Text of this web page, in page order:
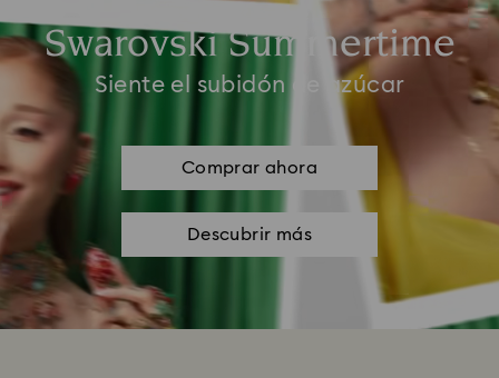
Swarovski Summertime
Siente el subidón de azúcar
Comprar ahora
Descubrir más